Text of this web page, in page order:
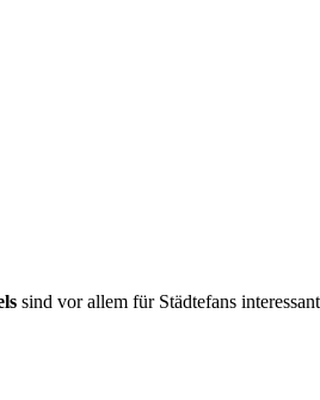
sind vor allem für Städtefans